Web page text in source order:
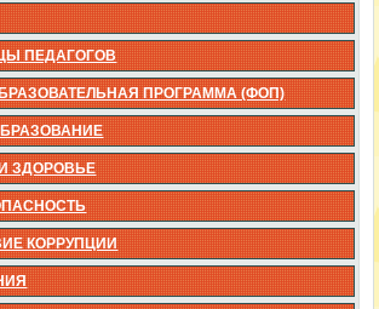
ПЕДАГОГОВ
ПРОГРАММА (ФОП)
ЗДОРОВЬЕ
КОРРУПЦИИ